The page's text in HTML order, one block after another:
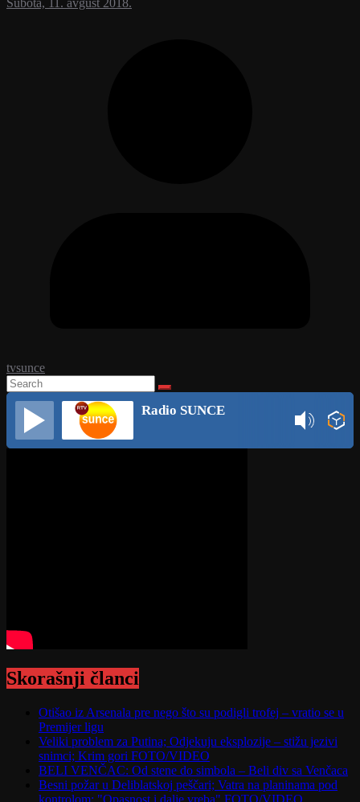
tvsunce
Radio SUNCE
Skorašnji članci
Otišao iz Arsenala pre nego što su podigli trofej – vratio se u
Premijer ligu
Veliki problem za Putina; Odjekuju eksplozije – stižu jezivi
snimci; Krim gori FOTO/VIDEO
BELI VENČAC: Od stene do simbola – Beli div sa Venčaca
Besni požar u Deliblatskoj peščari; Vatra na planinama pod